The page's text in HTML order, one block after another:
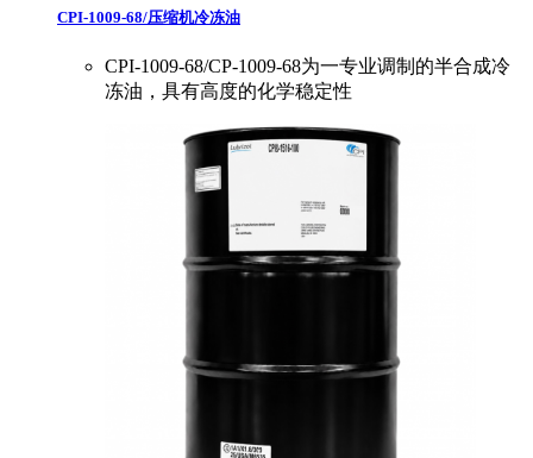
CPI-1009-68/压缩机冷冻油
CPI-1009-68/CP-1009-68为一专业调制的半合成冷
冻油，具有高度的化学稳定性